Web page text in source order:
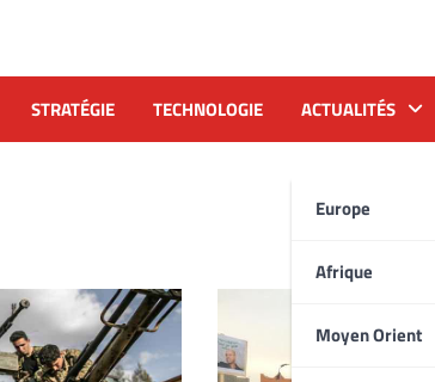
STRATÉGIE TECHNOLOGIE ACTUALITÉS
Europe
Afrique
Moyen Orient